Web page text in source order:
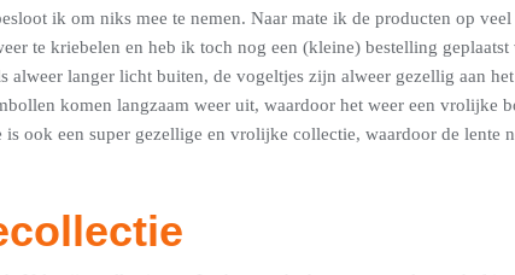
ik om niks mee te nemen. Naar mate ik de producten op veel
te kriebelen en heb ik toch nog een (kleine) bestelling geplaatst
alweer langer licht buiten, de vogeltjes zijn alweer gezellig aan
komen langzaam weer uit, waardoor het weer een vrolijke
ook een super gezellige en vrolijke collectie, waardoor de lente